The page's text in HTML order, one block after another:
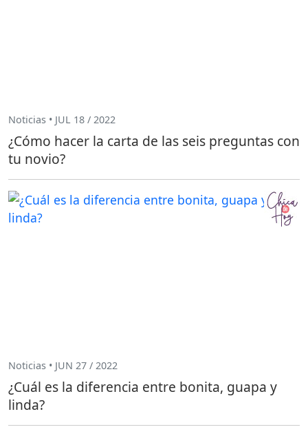
Noticias • JUL 18 / 2022
¿Cómo hacer la carta de las seis preguntas con
tu novio?
Noticias • JUN 27 / 2022
¿Cuál es la diferencia entre bonita, guapa y
linda?